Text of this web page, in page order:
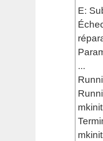
E:
...